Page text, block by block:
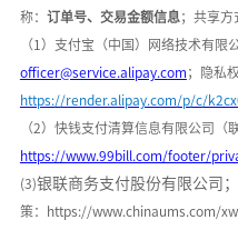
称： 订单号、交易金额信息 ；共享方
（1）支付宝（中国）网络技术有限
officer@service.alipay.com ；隐私
https://render.alipay.com/p/c/
（2）快钱支付清算信息有限公司（
https://www.99bill.com/footer/
(3)银联商务支付股份有限公司；
策： https://www.chinaums.com/